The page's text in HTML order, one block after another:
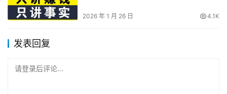
2026 年 1 月 26 日 4.1K
发表回复
请登录后评论...